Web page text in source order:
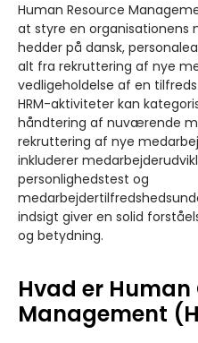
Human Resource
at styre en organisationens
hedder på dansk,
alt fra rekruttering af nye
vedligeholdelse af en
HRM-aktiviteter kan
håndtering af nuværende
rekruttering af nye
inkluderer
personlighedstest og
indsigt giver en solid
og betydning.
Hvad er
Management